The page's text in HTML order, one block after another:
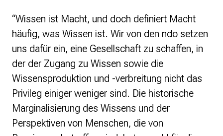
“Wissen ist Macht, und doch definiert Macht
häufig, was Wissen ist. Wir von den ndo setzen
uns dafür ein, eine Gesellschaft zu schaffen, in
der der Zugang zu Wissen sowie die
Wissensproduktion und -verbreitung nicht das
Privileg einiger weniger sind. Die historische
Marginalisierung des Wissens und der
Perspektiven von Menschen, die von